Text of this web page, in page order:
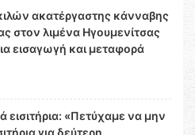
ακατέργαστης κάνναβης
στον λιμένα Ηγουμενίτσας
εισαγωγή και μεταφορά
εισιτήρια: «Πετύχαμε να μην